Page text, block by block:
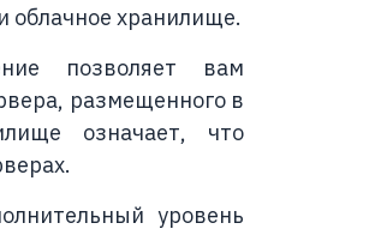
облачное хранилище.
позволяет вам
размещенного в
означает, что
уровень